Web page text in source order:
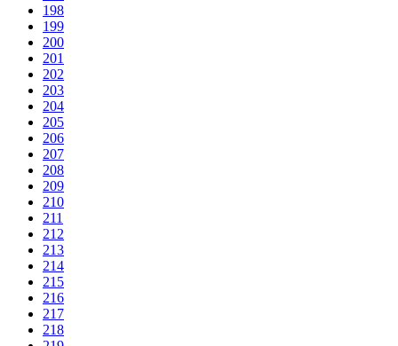
198
199
200
201
202
203
204
205
206
207
208
209
210
211
212
213
214
215
216
217
218